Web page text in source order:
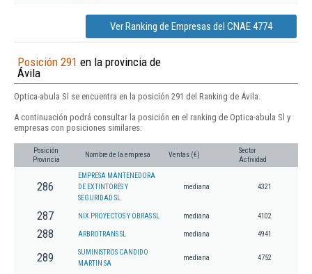
Ver Ranking de Empresas del CNAE 4774
Posición 291 en la provincia de
Ávila
Optica-abula Sl se encuentra en la posición 291 del Ranking de Ávila.
A continuación podrá consultar la posición en el ranking de Optica-abula Sl y
empresas con posiciones similares:
Posición
Provincia
Nombre de la empresa Ventas (€)
Sector
Actividad
286
EMPRESA MANTENEDORA
DE EXTINTORES Y
SEGURIDAD SL
mediana 4321
287 NIX PROYECTOS Y OBRAS SL mediana 4102
288 ARBROTRANS SL mediana 4941
289
SUMINISTROS CANDIDO
MARTIN SA
mediana 4752